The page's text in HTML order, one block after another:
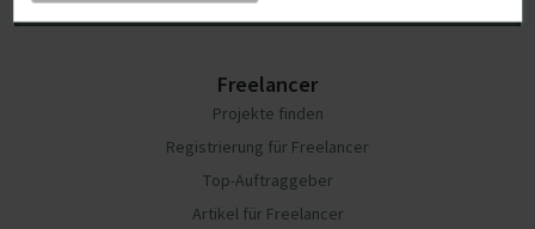
Freelancer
Projekte finden
Registrierung für Freelancer
Top-Auftraggeber
Artikel für Freelancer